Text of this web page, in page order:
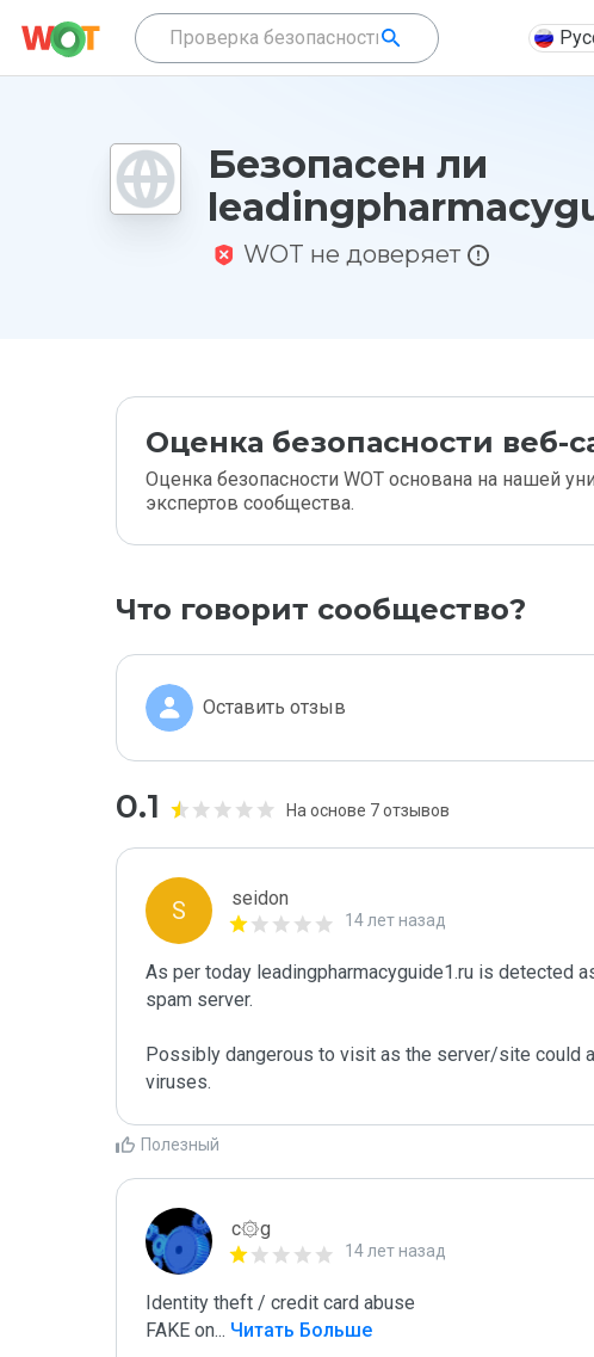
Безопасен ли
WOT не доверяет
Оценка безопасности веб-
Оценка безопасности WOT основана на нашей
экспертов сообщества.
Что говорит сообщество?
Оставить отзыв
0.1 На основе 7 отзывов
S seidon
14 лет назад
As per today leadingpharmacyguide1.ru is detected
spam server.
Possibly dangerous to visit as the server/site could
viruses.
Полезный
c۞g
14 лет назад
Identity theft / credit card abuse
FAKE on... Читать Больше